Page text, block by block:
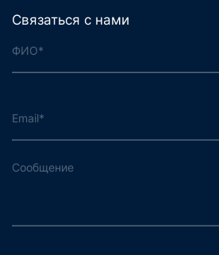
Связаться с нами